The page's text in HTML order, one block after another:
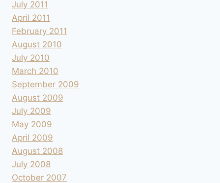
July 2011
April 2011
February 2011
August 2010
July 2010
March 2010
September 2009
August 2009
July 2009
May 2009
April 2009
August 2008
July 2008
October 2007